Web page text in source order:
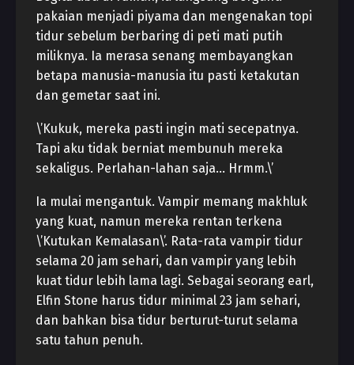
pakaian menjadi piyama dan mengenakan topi
tidur sebelum berbaring di peti mati putih
miliknya. Ia merasa senang membayangkan
betapa manusia-manusia itu pasti ketakutan
dan gemetar saat ini.
\’Kukuk, mereka pasti ingin mati secepatnya.
Tapi aku tidak berniat membunuh mereka
sekaligus. Perlahan-lahan saja… Hrmm.\’
Ia mulai mengantuk. Vampir memang makhluk
yang kuat, namun mereka rentan terkena
\’Kutukan Kemalasan\’. Rata-rata vampir tidur
selama 20 jam sehari, dan vampir yang lebih
kuat tidur lebih lama lagi. Sebagai seorang earl,
Elfin Stone harus tidur minimal 23 jam sehari,
dan bahkan bisa tidur berturut-turut selama
satu tahun penuh.